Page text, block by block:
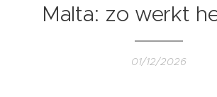
Malta: zo werkt
01/12/2026